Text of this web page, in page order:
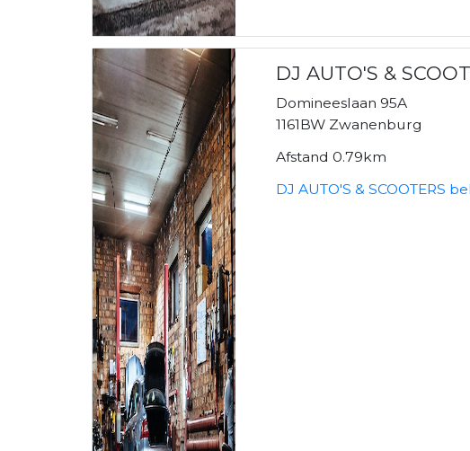
DJ AUTO'S &
Domineeslaan 95A
1161BW Zwanenburg
Afstand 0.79km
DJ AUTO'S & SCOOTERS